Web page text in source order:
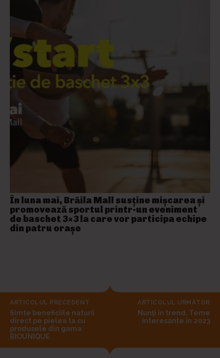
În luna mai, Brăila Mall susține mişcarea și
promovează sportul printr-un eveniment
de baschet 3×3 la care vor participa echipe
din patru orașe
ARTICOLUL PRECEDENT
Simte beneficiile naturii
direct pe pielea ta cu
produsele din gama
BIOUNIQUE
ARTICOLUL URMĂTOR
Nunți în trend. Teme
interesante în 2023